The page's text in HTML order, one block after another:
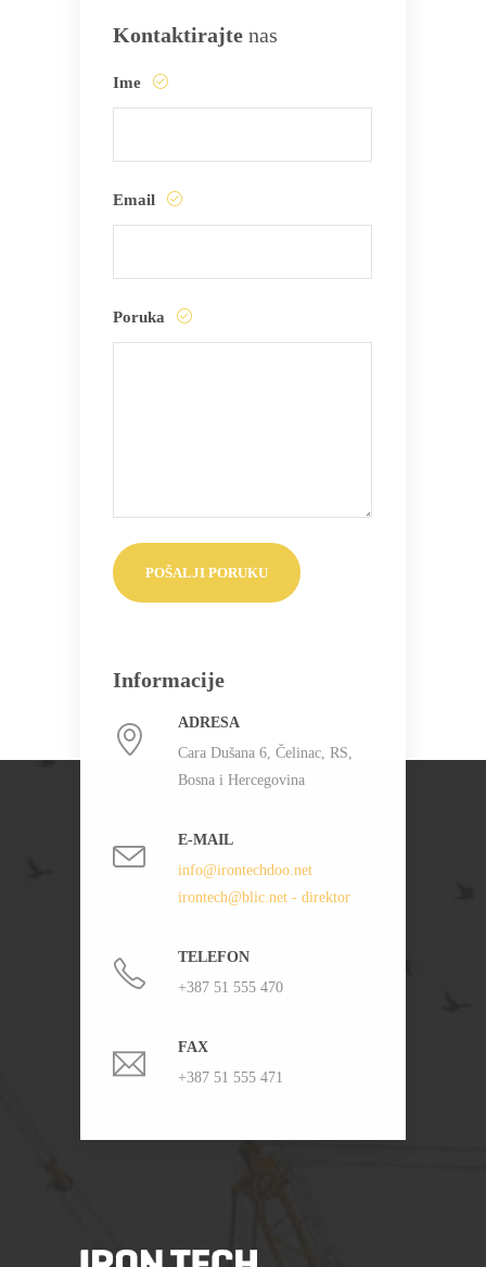
Kontaktirajte nas
Ime
Email
Poruka
Informacije
ADRESA
Cara Dušana 6, Čelinac, RS,
Bosna i Hercegovina
E-MAIL
info@irontechdoo.net
irontech@blic.net - direktor
TELEFON
+387 51 555 470
FAX
+387 51 555 471